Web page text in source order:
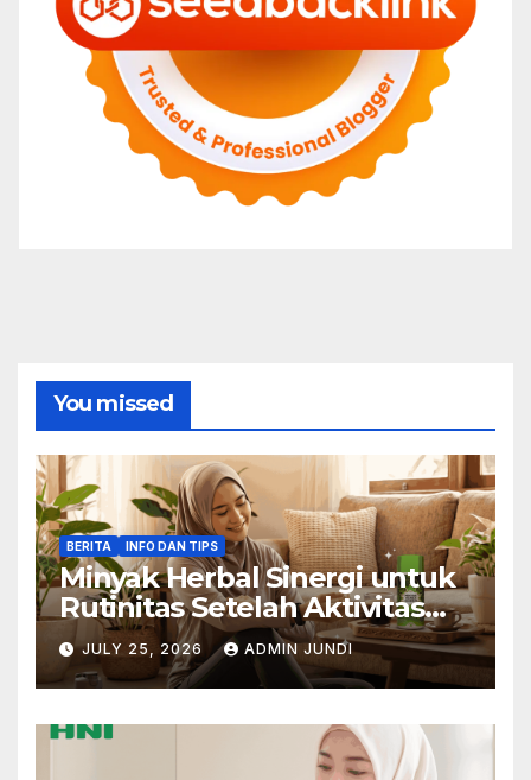
You missed
BERITA INFO DAN TIPS
Minyak Herbal Sinergi untuk
Rutinitas Setelah Aktivitas
Padat
JULY 25, 2026 ADMIN JUNDI